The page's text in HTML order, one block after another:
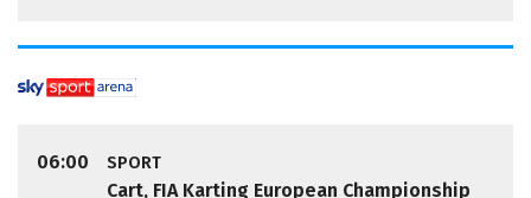
06:00 SPORT
Cart, FIA Karting European Championship